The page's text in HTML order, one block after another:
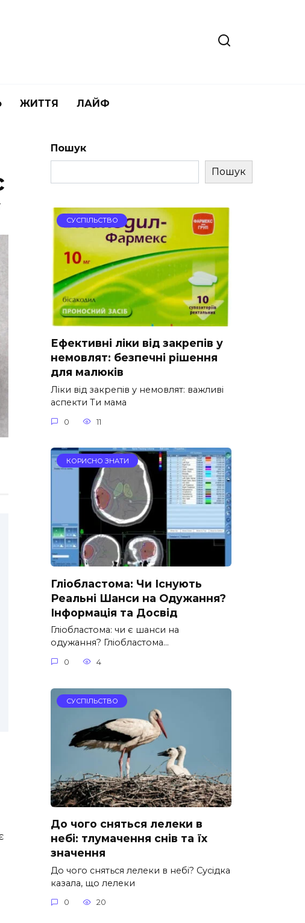
ЖИТТЯ ЛАЙФ
Пошук
Пошук
СУСПІЛЬСТВО
Ефективні ліки від закрепів у
немовлят: безпечні рішення
для малюків
Ліки від закрепів у немовлят: важливі
аспекти Ти мама
0 11
КОРИСНО ЗНАТИ
Гліобластома: Чи Існують
Реальні Шанси на Одужання?
Інформація та Досвід
Гліобластома: чи є шанси на
одужання? Гліобластома…
0 4
СУСПІЛЬСТВО
До чого сняться лелеки в
небі: тлумачення снів та їх
значення
До чого сняться лелеки в небі? Сусідка
казала, що лелеки
0 20